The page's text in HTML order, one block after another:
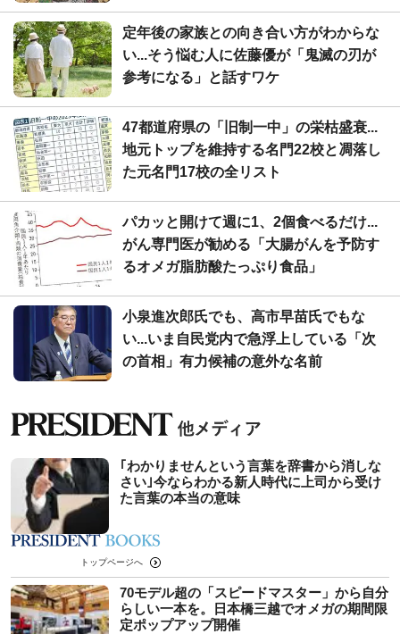
定年後の家族との向き合い方がわからな
い...そう悩む人に佐藤優が「鬼滅の刃が
参考になる」と話すワケ
47都道府県の「旧制一中」の栄枯盛衰...
地元トップを維持する名門22校と凋落し
た元名門17校の全リスト
パカッと開けて週に1、2個食べるだけ...
がん専門医が勧める「大腸がんを予防す
るオメガ脂肪酸たっぷり食品」
小泉進次郎氏でも、高市早苗氏でもな
い...いま自民党内で急浮上している「次
の首相」有力候補の意外な名前
｢わかりませんという言葉を辞書から消しな
さい｣今ならわかる新人時代に上司から受け
た言葉の本当の意味
トップページへ
70モデル超の「スピードマスター」から自分
らしい一本を。日本橋三越でオメガの期間限
定ポップアップ開催